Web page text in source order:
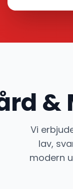
&
Vi
lav,
modern